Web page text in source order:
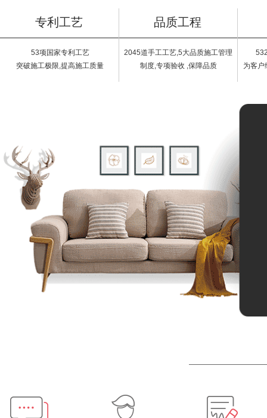
为客户
2045道手工工艺,5大品质施工管理
制度,专项验收 ,保障品质
品质工程
专利工艺
53项国家专利工艺
突破施工极限,提高施工质量